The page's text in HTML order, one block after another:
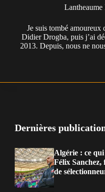
Lantheaume
Je suis tombé
Didier Drogba, puis j’ai
2013. Depuis, nous ne
Dernières
Algérie : ce
Félix
de